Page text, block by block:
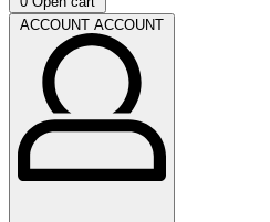
ACCOUNT ACCOUNT